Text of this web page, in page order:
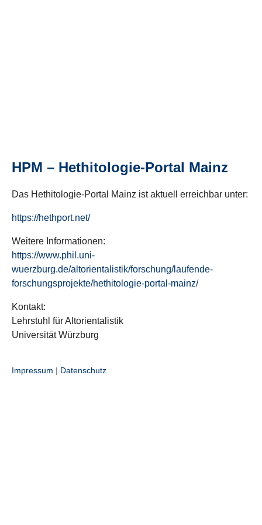
HPM – Hethitologie-Portal Mainz
Das Hethitologie-Portal Mainz ist aktuell erreichbar unter:
https://hethport.net/
Weitere Informationen:
https://www.phil.uni-
wuerzburg.de/altorientalistik/forschung/laufende-
forschungsprojekte/hethitologie-portal-mainz/
Kontakt:
Lehrstuhl für Altorientalistik
Universität Würzburg
Impressum | Datenschutz